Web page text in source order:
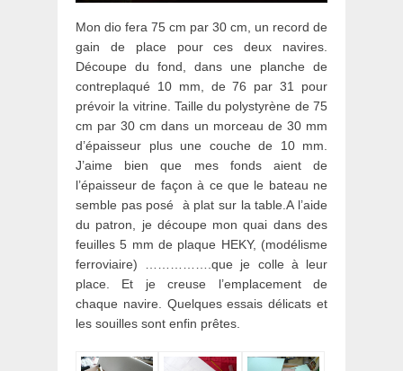
Mon dio fera 75 cm par 30 cm, un record de
gain de place pour ces deux navires.
Découpe du fond, dans une planche de
contreplaqué 10 mm, de 76 par 31 pour
prévoir la vitrine. Taille du polystyrène de 75
cm par 30 cm dans un morceau de 30 mm
d’épaisseur plus une couche de 10 mm.
J’aime bien que mes fonds aient de
l’épaisseur de façon à ce que le bateau ne
semble pas posé à plat sur la table.A l’aide
du patron, je découpe mon quai dans des
feuilles 5 mm de plaque HEKY, (modélisme
ferroviaire) …………….que je colle à leur
place. Et je creuse l’emplacement de
chaque navire. Quelques essais délicats et
les souilles sont enfin prêtes.